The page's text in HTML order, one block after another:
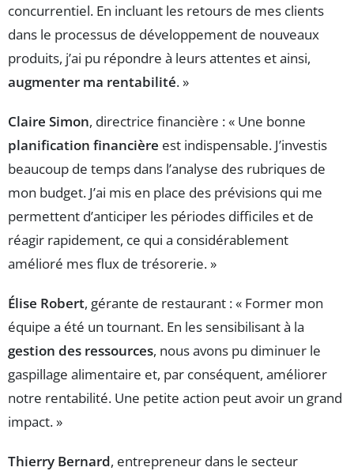
concurrentiel. En incluant les retours de mes clients
dans le processus de développement de nouveaux
produits, j’ai pu répondre à leurs attentes et ainsi,
augmenter ma rentabilité. »
Claire Simon, directrice financière : « Une bonne
planification financière est indispensable. J’investis
beaucoup de temps dans l’analyse des rubriques de
mon budget. J’ai mis en place des prévisions qui me
permettent d’anticiper les périodes difficiles et de
réagir rapidement, ce qui a considérablement
amélioré mes flux de trésorerie. »
Élise Robert, gérante de restaurant : « Former mon
équipe a été un tournant. En les sensibilisant à la
gestion des ressources, nous avons pu diminuer le
gaspillage alimentaire et, par conséquent, améliorer
notre rentabilité. Une petite action peut avoir un grand
impact. »
Thierry Bernard, entrepreneur dans le secteur